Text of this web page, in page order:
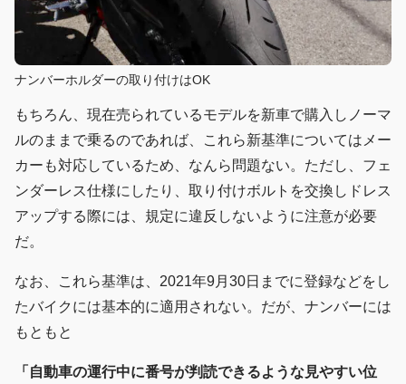
ナンバーホルダーの取り付けはOK
もちろん、現在売られているモデルを新車で購入しノーマ
ルのままで乗るのであれば、これら新基準についてはメー
カーも対応しているため、なんら問題ない。ただし、フェ
ンダーレス仕様にしたり、取り付けボルトを交換しドレス
アップする際には、規定に違反しないように注意が必要
だ。
なお、これら基準は、2021年9月30日までに登録などをし
たバイクには基本的に適用されない。だが、ナンバーには
もともと
「自動車の運行中に番号が判読できるような見やすい位